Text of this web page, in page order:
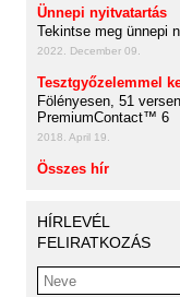
Ünnepi nyitvatartás
Tekintse meg ünnepi
2022. December 09.
Tesztgyőzelemmel
Fölényesen, 51
PremiumContact™ 6
2018. April 19.
Összes hír
HÍRLEVÉL
FELIRATKOZÁS